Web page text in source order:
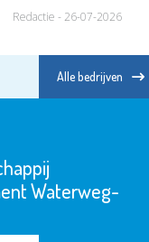
Redactie - 26-07-2026
Alle bedrijven
Waterweg-